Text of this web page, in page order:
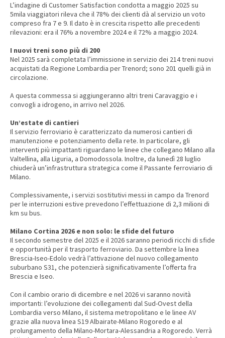
L’indagine di Customer Satisfaction condotta a maggio 2025 su
5mila viaggiatori rileva che il 78% dei clienti dà al servizio un voto
compreso fra 7 e 9. Il dato è in crescita rispetto alle precedenti
rilevazioni: era il 76% a novembre 2024 e il 72% a maggio 2024.
I nuovi treni sono più di 200
Nel 2025 sarà completata l’immissione in servizio dei 214 treni nuovi
acquistati da Regione Lombardia per Trenord; sono 201 quelli già in
circolazione.
A questa commessa si aggiungeranno altri treni Caravaggio e i
convogli a idrogeno, in arrivo nel 2026.
Un’estate di cantieri
Il servizio ferroviario è caratterizzato da numerosi cantieri di
manutenzione e potenziamento della rete. In particolare, gli
interventi più impattanti riguardano le linee che collegano Milano alla
Valtellina, alla Liguria, a Domodossola. Inoltre, da lunedì 28 luglio
chiuderà un’infrastruttura strategica come il Passante ferroviario di
Milano.
Complessivamente, i servizi sostitutivi messi in campo da Trenord
per le interruzioni estive prevedono l’effettuazione di 2,3 milioni di
km su bus.
Milano Cortina 2026 e non solo: le sfide del futuro
Il secondo semestre del 2025 e il 2026 saranno periodi ricchi di sfide
e opportunità per il trasporto ferroviario. Da settembre la linea
Brescia-Iseo-Edolo vedrà l’attivazione del nuovo collegamento
suburbano S31, che potenzierà significativamente l’offerta fra
Brescia e Iseo.
Con il cambio orario di dicembre e nel 2026 vi saranno novità
importanti: l’evoluzione dei collegamenti dal Sud-Ovest della
Lombardia verso Milano, il sistema metropolitano e le linee AV
grazie alla nuova linea S19 Albairate-Milano Rogoredo e al
prolungamento della Milano-Mortara-Alessandria a Rogoredo. Verrà